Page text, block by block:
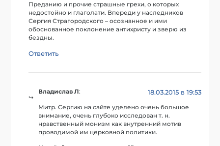
Преданию и прочие страшные грехи, о которых
недостойно и глаголати. Впереди у наследников
Сергия Страгородского – осознанное и ими
обоснованное поклонение антихристу и зверю из
бездны.
Ответить
Владислав Л: 18.03.2015 в 19:53
Митр. Сергию на сайте уделено очень большое
внимание, очень глубоко исследован т. н.
нравственный монизм как внутренний мотив
проводимой им церковной политики.